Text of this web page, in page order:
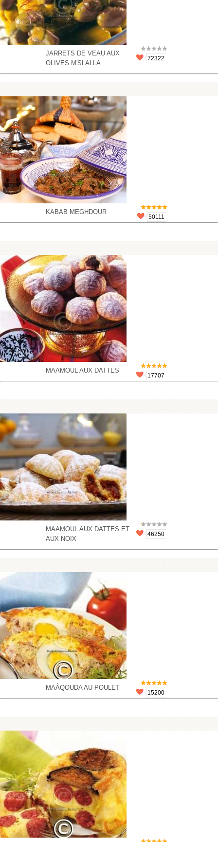
JARRETS DE VEAU AUX
OLIVES M'SLALLA
72322
KABAB MEGHDOUR
50111
MAAMOUL AUX DATTES
17707
MAAMOUL AUX DATTES ET
AUX NOIX
46250
MAÂQOUDA AU POULET
15200